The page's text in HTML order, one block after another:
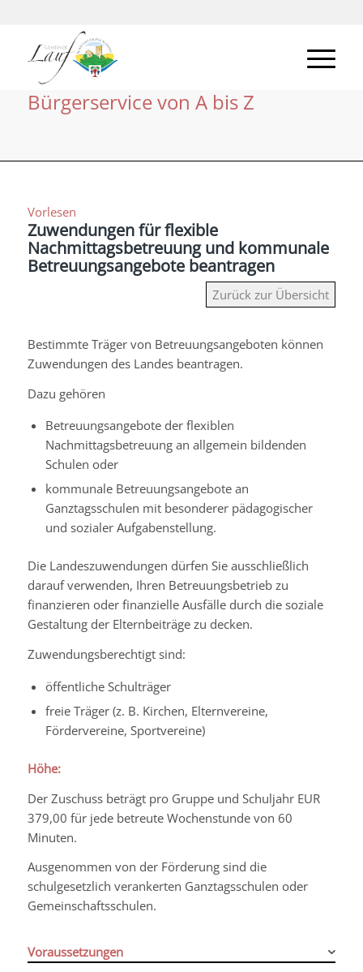
Bürgerservice von A bis Z
Vorlesen
Zuwendungen für flexible
Nachmittagsbetreuung und kommunale
Betreuungsangebote beantragen
Zurück zur Übersicht
Bestimmte Träger von Betreuungsangeboten können
Zuwendungen des Landes beantragen.
Dazu gehören
Betreuungsangebote der flexiblen
Nachmittagsbetreuung an allgemein bildenden
Schulen oder
kommunale Betreuungsangebote an
Ganztagsschulen mit besonderer pädagogischer
und sozialer Aufgabenstellung.
Die Landeszuwendungen dürfen Sie ausschließlich
darauf verwenden, Ihren Betreuungsbetrieb zu
finanzieren oder finanzielle Ausfälle durch die soziale
Gestaltung der Elternbeiträge zu decken.
Zuwendungsberechtigt sind:
öffentliche Schulträger
freie Träger (z. B. Kirchen, Elternvereine,
Fördervereine, Sportvereine)
Höhe:
Der Zuschuss beträgt pro Gruppe und Schuljahr EUR
379,00 für jede betreute Wochenstunde von 60
Minuten.
Ausgenommen von der Förderung sind die
schulgesetzlich verankerten Ganztagsschulen oder
Gemeinschaftsschulen.
Voraussetzungen